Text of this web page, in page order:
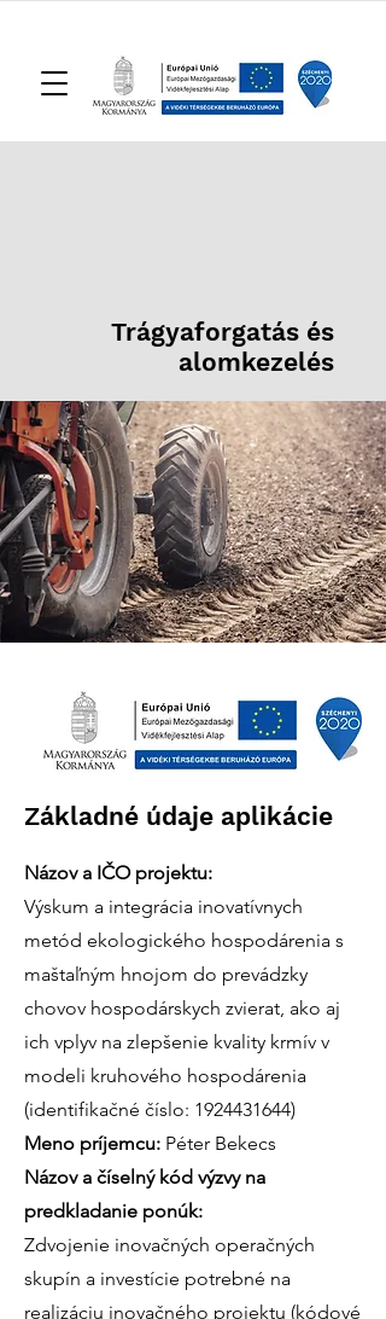
Trágyaforgatás és
alomkezelés
Základné údaje aplikácie
Názov a IČO projektu:
Výskum a integrácia inovatívnych
metód ekologického hospodárenia s
maštaľným hnojom do prevádzky
chovov hospodárskych zvierat, ako aj
ich vplyv na zlepšenie kvality krmív v
modeli kruhového hospodárenia
(identifikačné číslo: 1924431644)
Meno príjemcu: Péter Bekecs
Názov a číselný kód výzvy na
predkladanie ponúk:
Zdvojenie inovačných operačných
skupín a investície potrebné na
realizáciu inovačného projektu (kódové